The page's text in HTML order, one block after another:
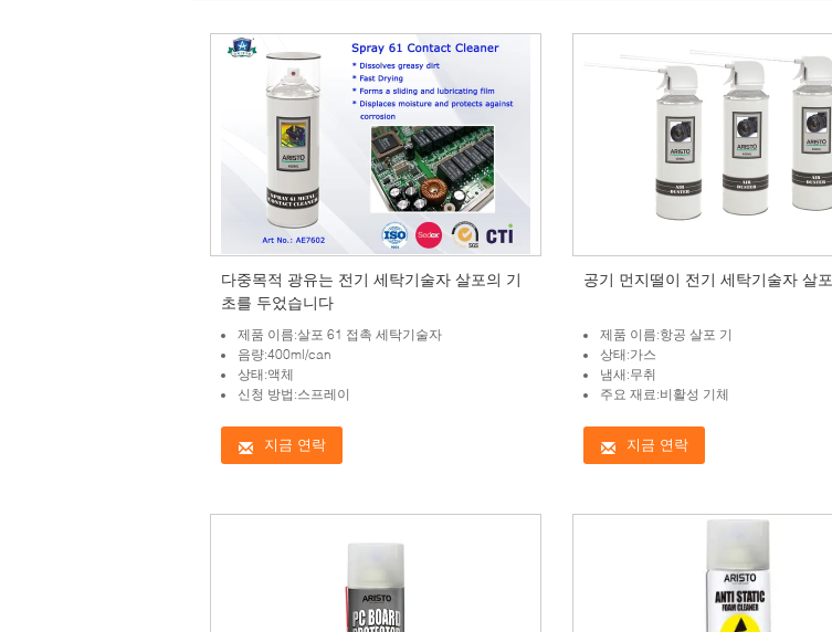
다중목적 광유는 전기 세탁기술자 살포의 기
초를 두었습니다
제품 이름:살포 61 접촉 세탁기술자
음량:400ml/can
상태:액체
신청 방법:스프레이
지금 연락
공기 먼지떨이 전기 세탁기술자 살포
제품 이름:항공 살포 기
상태:가스
냄새:무취
주요 재료:비활성 기체
지금 연락